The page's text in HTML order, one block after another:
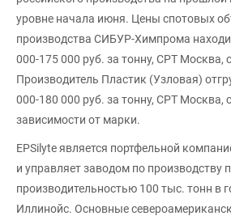
уровне начала июня. Цены спотовых
производства СИБУР-Химпрома
000-175 000 руб. за тонну, CPT Москва,
Производитель Пластик (Узловая)
000-180 000 руб. за тонну, CPT Москва,
зависимости от марки.
EPSilyte является портфельной
и управляет заводом по производству
производительностью 100 тыс. тонн в
Иллинойс. Основные